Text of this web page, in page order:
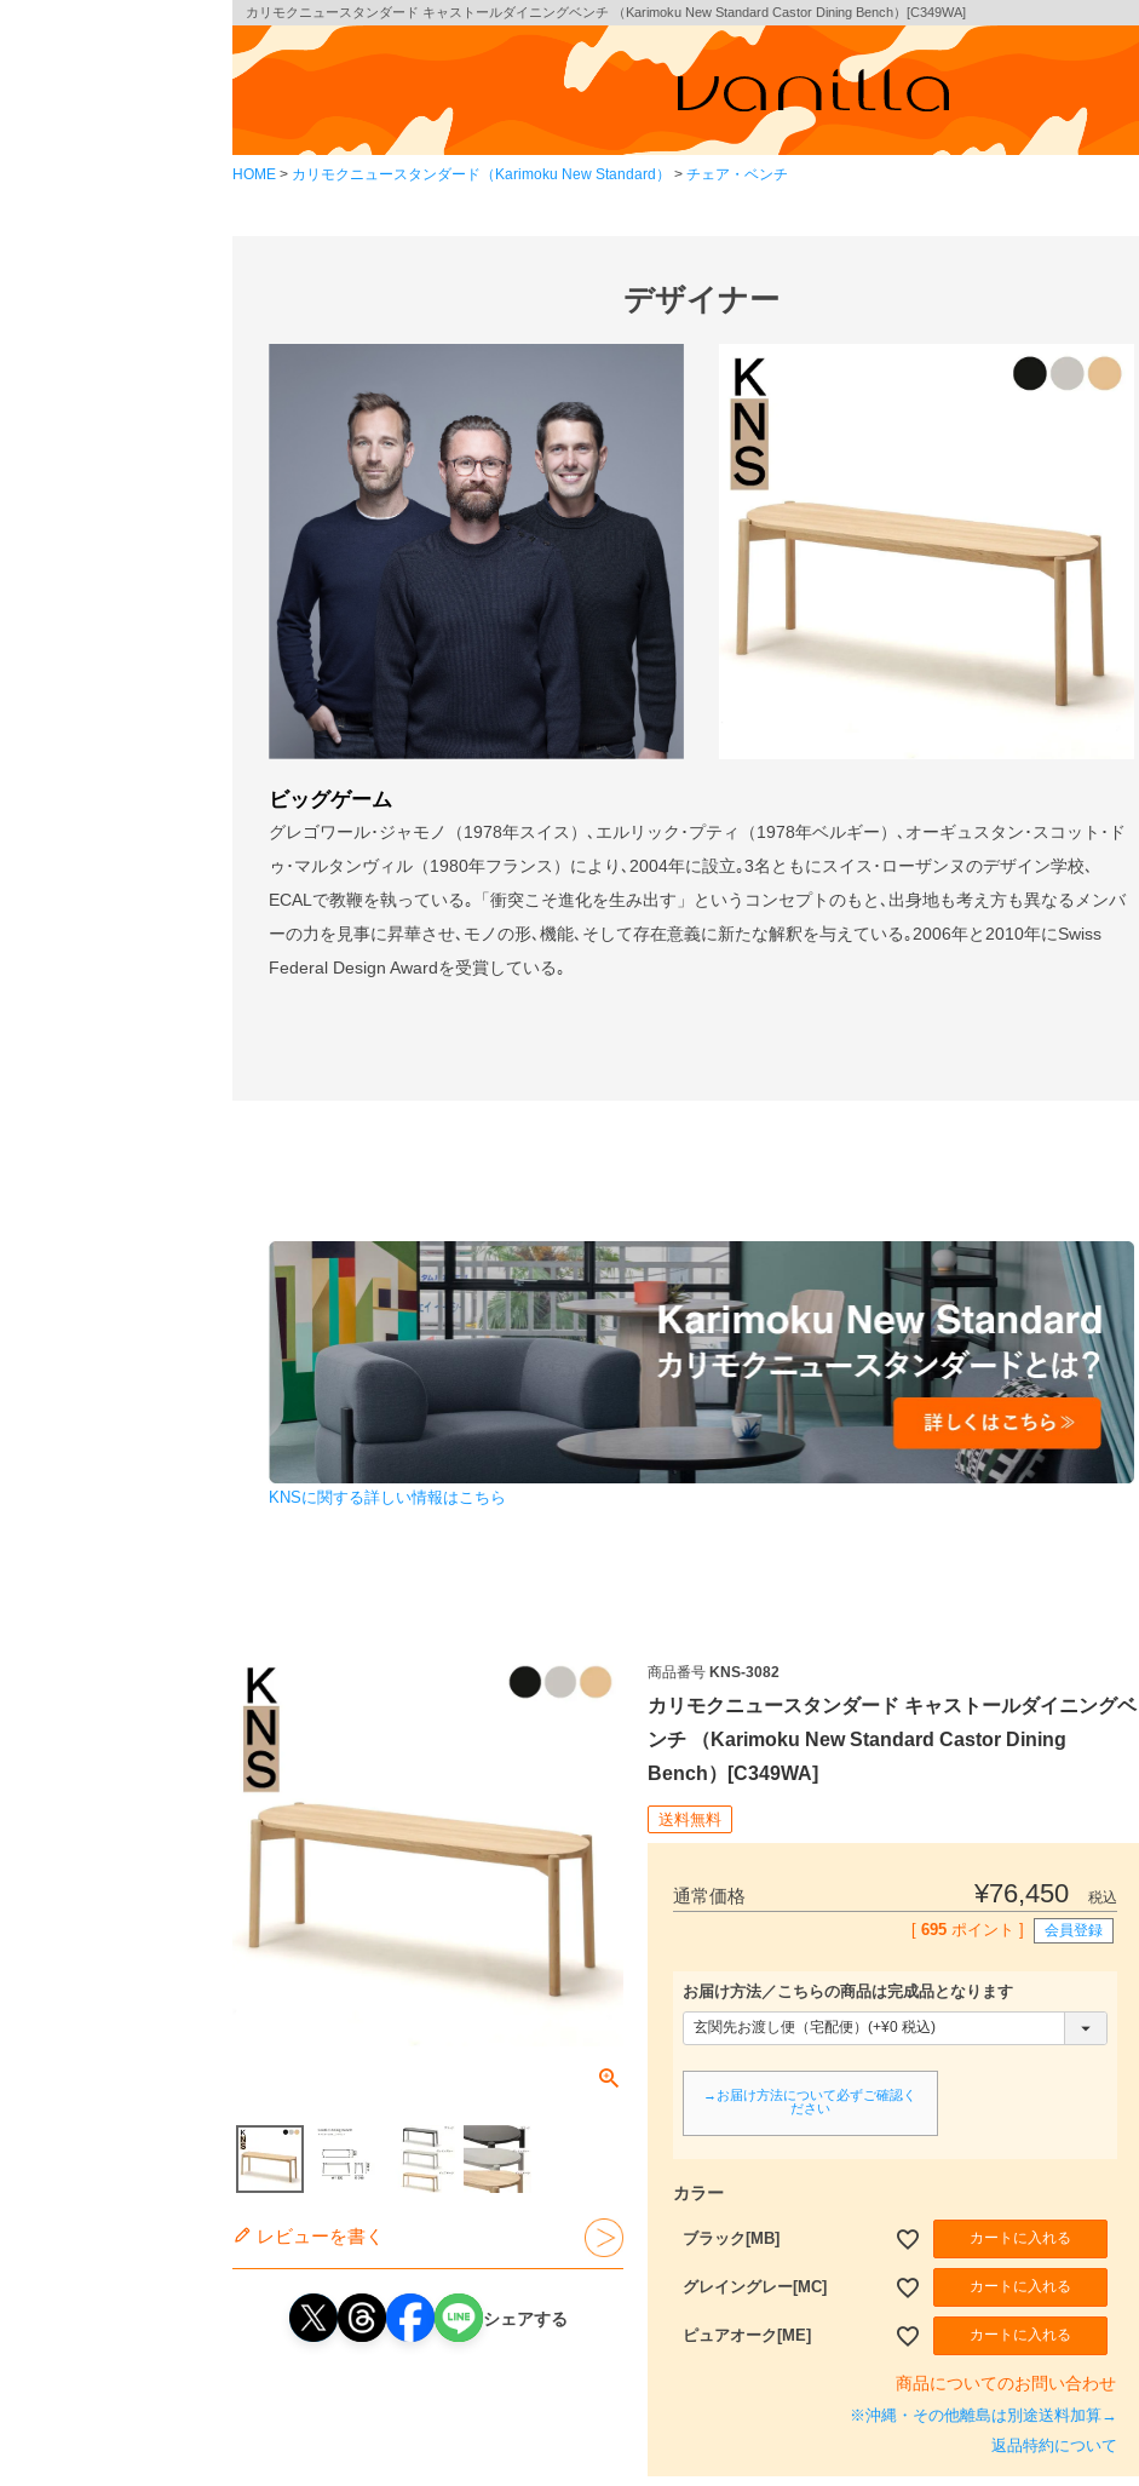
カリモクニュースタンダード キャストールダイニングベンチ （Karimoku New Standard Castor Dining Bench）[C349WA]
HOME カリモクニュースタンダード（Karimoku New Standard） チェア・ベンチ
デザイナー
ビッグゲーム
グレゴワール･ジャモノ（1978年スイス）､エルリック･プティ（1978年ベルギー）､オーギュスタン･スコット･ド
ゥ･マルタンヴィル（1980年フランス）により､2004年に設立｡3名ともにスイス･ローザンヌのデザイン学校､
ECALで教鞭を執っている｡「衝突こそ進化を生み出す」というコンセプトのもと､出身地も考え方も異なるメンバ
ーの力を見事に昇華させ､モノの形､機能､そして存在意義に新たな解釈を与えている｡2006年と2010年にSwiss
Federal Design Awardを受賞している｡
KNSに関する詳しい情報はこちら
レビューを書く
シェアする
商品番号 KNS-3082
カリモクニュースタンダード キャストールダイニングベ
ンチ （Karimoku New Standard Castor Dining
Bench）[C349WA]
送料無料
通常価格 ¥76,450
税込
[695 ポイント ] 会員登録
お届け方法／こちらの商品は完成品となります
→お届け方法について必ずご確認く
ださい
カラー
ブラック[MB] カートに入れる
グレイングレー[MC] カートに入れる
ピュアオーク[ME] カートに入れる
商品についてのお問い合わせ
※沖縄・その他離島は別途送料加算→
返品特約について
検索